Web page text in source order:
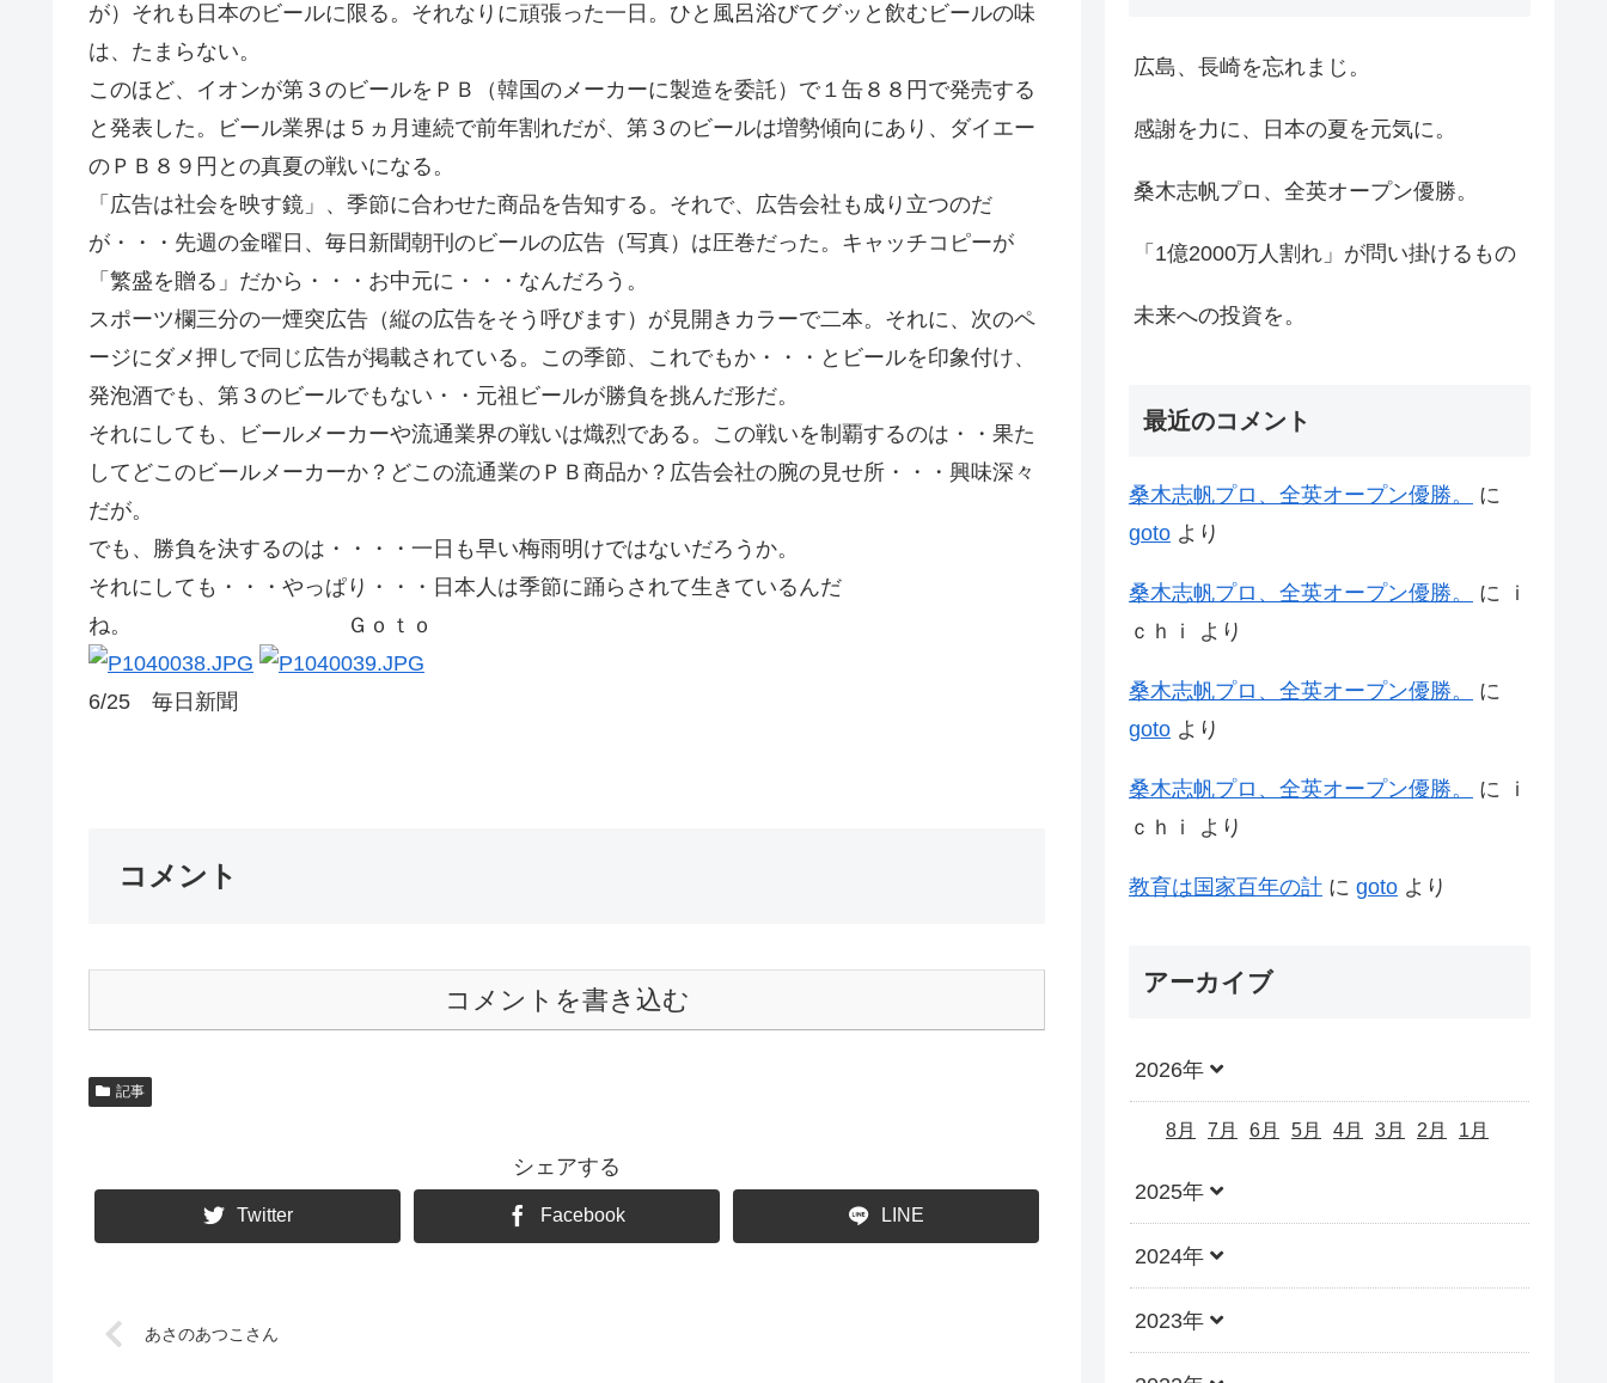
が）それも日本のビールに限る。それなりに頑張った一日。ひと風呂浴びてグッと飲むビールの味
は、たまらない。
このほど、イオンが第３のビールをＰＢ（韓国のメーカーに製造を委託）で１缶８８円で発売する
と発表した。ビール業界は５ヵ月連続で前年割れだが、第３のビールは増勢傾向にあり、ダイエー
のＰＢ８９円との真夏の戦いになる。
「広告は社会を映す鏡」、季節に合わせた商品を告知する。それで、広告会社も成り立つのだ
が・・・先週の金曜日、毎日新聞朝刊のビールの広告（写真）は圧巻だった。キャッチコピーが
「繁盛を贈る」だから・・・お中元に・・・なんだろう。
スポーツ欄三分の一煙突広告（縦の広告をそう呼びます）が見開きカラーで二本。それに、次のペ
ージにダメ押しで同じ広告が掲載されている。この季節、これでもか・・・とビールを印象付け、
発泡酒でも、第３のビールでもない・・元祖ビールが勝負を挑んだ形だ。
それにしても、ビールメーカーや流通業界の戦いは熾烈である。この戦いを制覇するのは・・果た
してどこのビールメーカーか？どこの流通業のＰＢ商品か？広告会社の腕の見せ所・・・興味深々
だが。
でも、勝負を決するのは・・・・一日も早い梅雨明けではないだろうか。
それにしても・・・やっぱり・・・日本人は季節に踊らされて生きているんだ
ね。 Ｇｏｔｏ
6/25 毎日新聞
コメント
コメントを書き込む
記事
シェアする
Twitter Facebook LINE
あさのあつこさん
広島、長崎を忘れまじ。
感謝を力に、日本の夏を元気に。
桑木志帆プロ、全英オープン優勝。
「1億2000万人割れ」が問い掛けるもの
未来への投資を。
最近のコメント
桑木志帆プロ、全英オープン優勝。
に
goto より
桑木志帆プロ、全英オープン優勝。 に
ｉ
ｃｈｉ
より
桑木志帆プロ、全英オープン優勝。
に
goto より
桑木志帆プロ、全英オープン優勝。 に
ｉ
ｃｈｉ
より
教育は国家百年の計 に goto より
アーカイブ
2026年
8月 7月 6月 5月 4月 3月 2月 1月
2025年
2024年
2023年